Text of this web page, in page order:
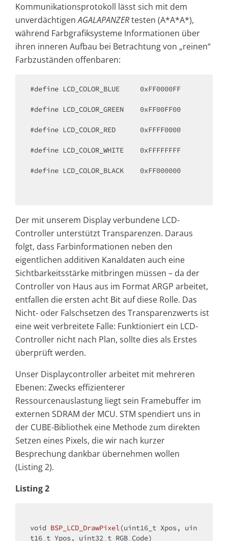
Kommunikationsprotokoll lässt sich mit dem
unverdächtigenAGALAPANZERtesten (A*A*A*),
während Farbgrafiksysteme Informationen über
ihren inneren Aufbau bei Betrachtung von „reinen“
Farbzuständen offenbaren:
#define LCD_COLOR_BLUE     0xFF0000FF
#define LCD_COLOR_GREEN    0xFF00FF00
#define LCD_COLOR_RED      0xFFFF0000
#define LCD_COLOR_WHITE    0xFFFFFFFF
#define LCD_COLOR_BLACK    0xFF000000
Der mit unserem Display verbundene LCD-
Controller unterstützt Transparenzen. Daraus
folgt, dass Farbinformationen neben den
eigentlichen additiven Kanaldaten auch eine
Sichtbarkeitsstärke mitbringen müssen – da der
Controller von Haus aus im Format ARGP arbeitet,
entfallen die ersten acht Bit auf diese Rolle. Das
Nicht- oder Falschsetzen des Transparenzwerts ist
eine weit verbreitete Falle: Funktioniert ein LCD-
Controller nicht nach Plan, sollte dies als Erstes
überprüft werden.
Unser Displaycontroller arbeitet mit mehreren
Ebenen: Zwecks effizienterer
Ressourcenauslastung liegt sein Framebuffer im
externen SDRAM der MCU. STM spendiert uns in
der CUBE-Bibliothek eine Methode zum direkten
Setzen eines Pixels, die wir nach kurzer
Besprechung dankbar übernehmen wollen
(Listing 2).
Listing 2
void BSP_LCD_DrawPixel(uint16_t Xpos, uin
t16_t Ypos, uint32_t RGB_Code)